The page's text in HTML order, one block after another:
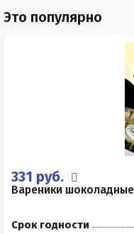
Это популярно
331 руб.
Вареники
Срок годности